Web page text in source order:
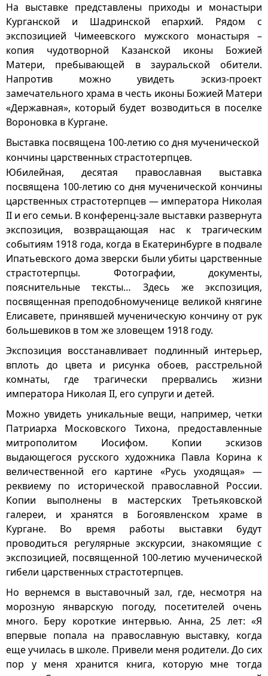
На выставке представлены приходы и монастыри
Курганской и Шадринской епархий. Рядом с
экспозицией Чимеевского мужского монастыря –
копия чудотворной Казанской иконы Божией
Матери, пребывающей в зауральской обители.
Напротив можно увидеть эскиз-проект
замечательного храма в честь иконы Божией Матери
«Державная», который будет возводиться в поселке
Вороновка в Кургане.
Выставка посвящена 100-летию со дня мученической
кончины царственных страстотерпцев.
Юбилейная, десятая православная выставка
посвящена 100-летию со дня мученической кончины
царственных страстотерпцев — императора Николая
II и его семьи. В конференц-зале выставки развернута
экспозиция, возвращающая нас к трагическим
событиям 1918 года, когда в Екатеринбурге в подвале
Ипатьевского дома зверски были убиты царственные
страстотерпцы. Фотографии, документы,
пояснительные тексты… Здесь же экспозиция,
посвященная преподобномученице великой княгине
Елисавете, принявшей мученическую кончину от рук
большевиков в том же зловещем 1918 году.
Экспозиция восстанавливает подлинный интерьер,
вплоть до цвета и рисунка обоев, расстрельной
комнаты, где трагически прервались жизни
императора Николая II, его супруги и детей.
Можно увидеть уникальные вещи, например, четки
Патриарха Московского Тихона, предоставленные
митрополитом Иосифом. Копии эскизов
выдающегося русского художника Павла Корина к
величественной его картине «Русь уходящая» —
реквиему по исторической православной России.
Копии выполнены в мастерских Третьяковской
галереи, и хранятся в Богоявленском храме в
Кургане. Во время работы выставки будут
проводиться регулярные экскурсии, знакомящие с
экспозицией, посвященной 100-летию мученической
гибели царственных страстотерпцев.
Но вернемся в выставочный зал, где, несмотря на
морозную январскую погоду, посетителей очень
много. Беру короткие интервью. Анна, 25 лет: «Я
впервые попала на православную выставку, когда
еще училась в школе. Привели меня родители. До сих
пор у меня хранится книга, которую мне тогда